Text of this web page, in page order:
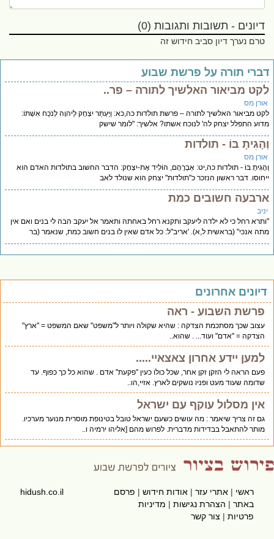
דיונים - תשובות ותגובות (0)
טרם נערך דיון סביב חידוש זה
תורה על פרשת שבוע
מביאור האלשיך לתורה – פר..
מס
מביאור האלשיך לתורה – פרשת תולדות כה,כא: וַיֶּעְתַּר יִצְחָק לַיהוָה לְנֹכַח אִשְׁתּוֹ:
התפלל יצחק לה' לנוכח אשתו? אלשיך: "לומר שישק
בּוֹ - תולדות
מס
בּוֹ - תולדות כה,יט: אַבְרָהָם, הוֹלִיד אֶת-יִצְחָק: הדבר החשוב בתולדות האדם הוא
דבר ראשון הנזכר כ"תולדות" יצחק הוא שנולד לאב
חשובים כמת
רחל כי לא ילדה ליעקב ותקנא רחל באחתה ותאמר אל יעקב הבה לי בנים ואם אין
אנכי" (בראשית ל,א). 'אריב"ל: כל אדם שאין לו בנים חשוב כמת, שנאמר (בר
אחרונים
פרשת השבוע - ראה
עצוב שכך מסתכמת הצדקה : שהיא שקולה ויותר ל"משפט" שאם המשפט = "ארץ"
הצדקה = "אדם" ועוד... . שהוא..
למען יידע אחרון צאצאיי.....
פעם הראה לי הזקן זקן אחר, שכל כולו כעין "פקעת" אדם . שהוא כל כך כפוף. עד
שדומה שעוד מעט ופניו נושקים לארץ. אזיי,הו..
אין מסלול עוקף עם ישראל
גם זה צריך שיאמר : מה עושים כשעם ישראל טובל בטינופת מוסרית מנוער מערכיו.
מותר להתאבל בבדידות מדברית. לפרוש מהם [אליהו ירמיה ו..
ראשי|אתרי עזר|אודות חידוש|פרסם
באתר|הצהרת נגישות|מדיניות
פרטיות|צור קשר
hidush.co.il